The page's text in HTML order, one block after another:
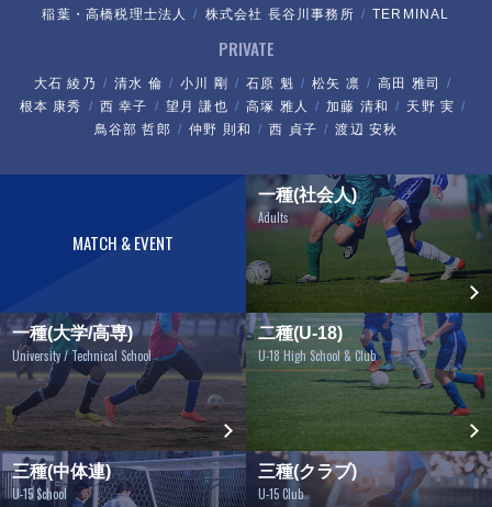
稲葉・高橋税理士法人
株式会社 長谷川事務所 TERMINAL
PRIVATE
大石 綾乃 清水 倫 小川 剛 石原 魁 松矢 凛
高田 雅司
根本 康秀
西 幸子 望月 謙也 高塚 雅人 加藤 清和
天野 実
鳥谷部 哲郎
仲野 則和 西 貞子 渡辺 安秋
MATCH & EVENT
一種(社会人)
Adults
一種(大学/高専)
University / Technical School
二種(U-18)
U-18 High School & Club
三種(中体連)
U-15 School
三種(クラブ)
U-15 Club